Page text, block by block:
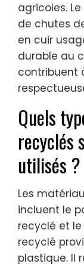
agricoles.
de chutes
en cuir
durable au
contribuent
Quels
recyclés
utilisés ?
Les
incluent le
recyclé et le
recyclé
plastique. Il